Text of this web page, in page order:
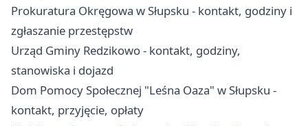
Prokuratura Okręgowa w Słupsku - kontakt, godziny i
zgłaszanie przestępstw
Urząd Gminy Redzikowo - kontakt, godziny,
stanowiska i dojazd
Dom Pomocy Społecznej "Leśna Oaza" w Słupsku -
kontakt, przyjęcie, opłaty